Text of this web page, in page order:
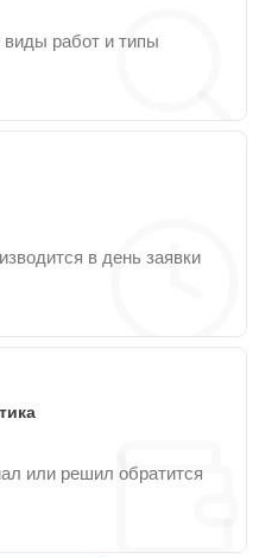
работ и типы
в день заявки
или решил обратится